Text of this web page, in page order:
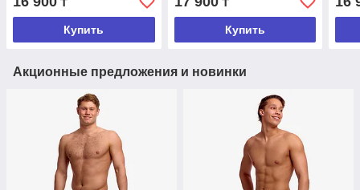
Купить Купить
Акционные предложения и новинки